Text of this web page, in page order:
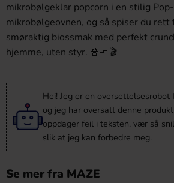
mikrobølgeklar popcorn i en stilig
mikrobølgeovnen, og så spiser du rett
smøraktig biossmak med perfekt
hjemme, uten styr. 🍿🧈🎬
Hei! Jeg er en oversettelsesrobot
og jeg har oversatt denne
oppdager feil i teksten, vær så
slik at jeg kan forbedre meg.
Se mer fra MAZE